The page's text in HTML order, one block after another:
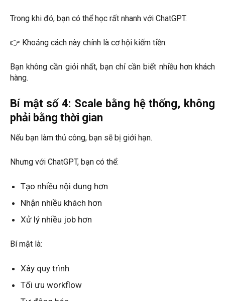
Trong khi đó, bạn có thể học rất nhanh với ChatGPT.
👉 Khoảng cách này chính là cơ hội kiếm tiền.
Bạn không cần giỏi nhất, bạn chỉ cần biết nhiều hơn khách
hàng.
Bí mật số 4: Scale bằng hệ thống, không
phải bằng thời gian
Nếu bạn làm thủ công, bạn sẽ bị giới hạn.
Nhưng với ChatGPT, bạn có thể:
Tạo nhiều nội dung hơn
Nhận nhiều khách hơn
Xử lý nhiều job hơn
Bí mật là:
Xây quy trình
Tối ưu workflow